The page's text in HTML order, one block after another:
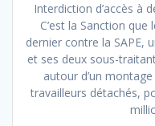
Interdiction d’accès à
C’est la Sanction
dernier contre la SAPE,
et ses deux sous-
autour d’un
travailleurs détachés,